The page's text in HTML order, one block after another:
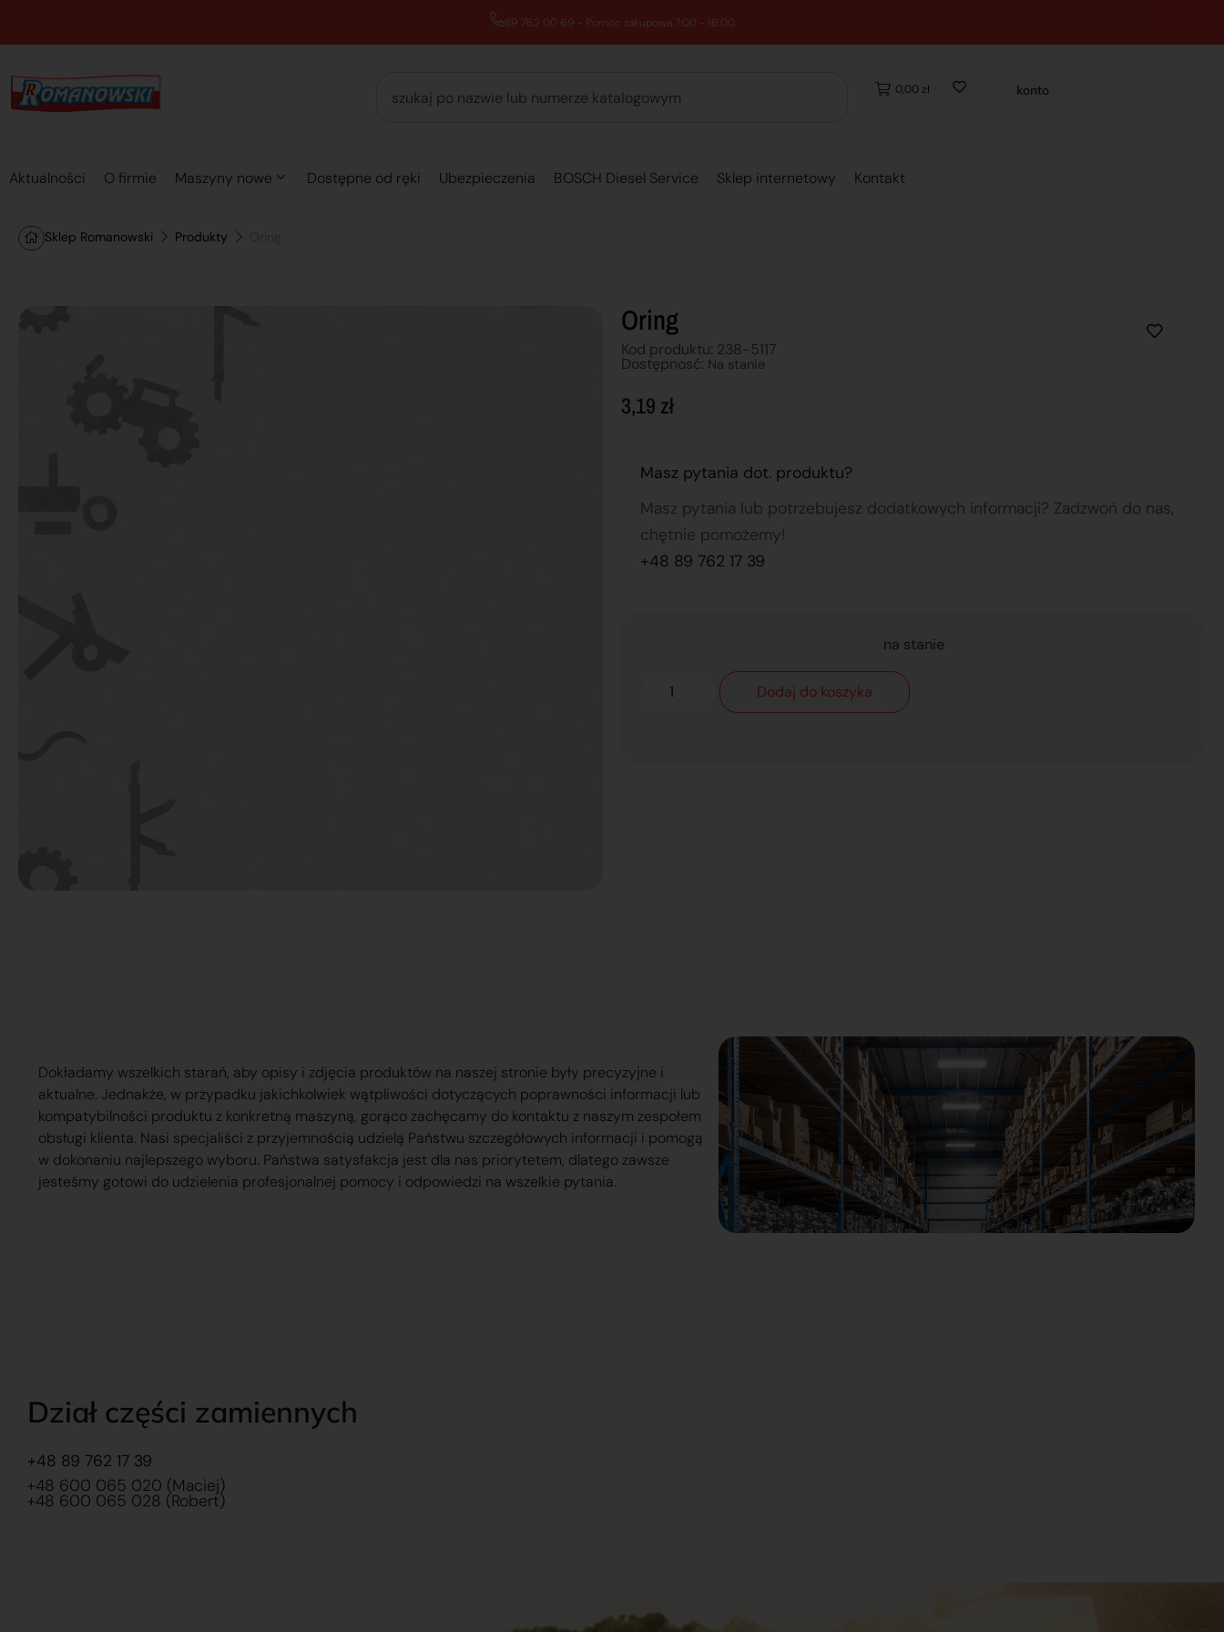
89 762 00 69 - Pomoc zakupowa 7:00 - 16:00
0,00 zł konto
Aktualności O firmie Maszyny nowe Dostępne od ręki Ubezpieczenia BOSCH Diesel Service Sklep internetowy Kontakt
Sklep Romanowski Produkty
Oring
Kod produktu: 238-5117
Dostępnosć: Na stanie
3,19 zł
Masz pytania dot. produktu?
Masz pytania lub potrzebujesz dodatkowych informacji? Zadzwoń do nas,
chętnie pomożemy!
+48 89 762 17 39
na stanie
Dodaj do koszyka
Dokładamy wszelkich starań, aby opisy i zdjęcia produktów na naszej stronie były precyzyjne i
aktualne. Jednakże, w przypadku jakichkolwiek wątpliwości dotyczących poprawności informacji lub
kompatybilności produktu z konkretną maszyną, gorąco zachęcamy do kontaktu z naszym zespołem
obsługi klienta. Nasi specjaliści z przyjemnością udzielą Państwu szczegółowych informacji i pomogą
w dokonaniu najlepszego wyboru. Państwa satysfakcja jest dla nas priorytetem, dlatego zawsze
jesteśmy gotowi do udzielenia profesjonalnej pomocy i odpowiedzi na wszelkie pytania.
Dział części zamiennych
+48 89 762 17 39
+48 600 065 020 (Maciej)
+48 600 065 028 (Robert)